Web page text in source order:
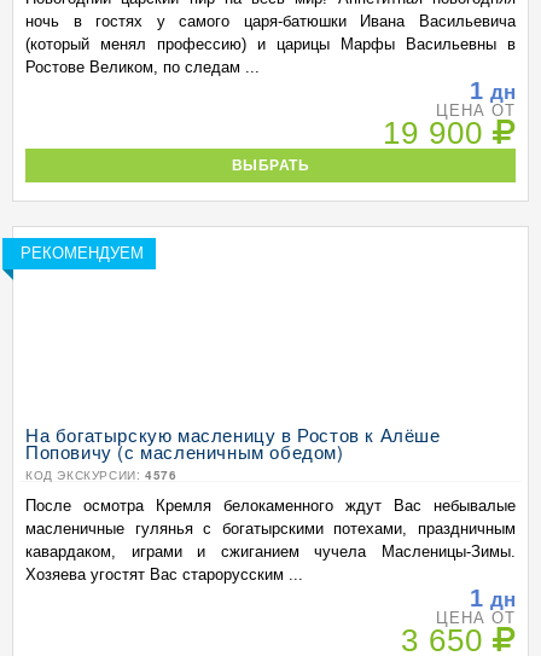
ночь в гостях у самого царя-батюшки Ивана Васильевича
(который менял профессию) и царицы Марфы Васильевны в
Ростове Великом, по следам ...
1 дн
ЦЕНА ОТ
19 900
ВЫБРАТЬ
РЕКОМЕНДУЕМ
На богатырскую масленицу в Ростов к Алёше
Поповичу (с масленичным обедом)
КОД ЭКСКУРСИИ: 4576
После осмотра Кремля белокаменного ждут Вас небывалые
масленичные гулянья с богатырскими потехами, праздничным
кавардаком, играми и сжиганием чучела Масленицы-Зимы.
Хозяева угостят Вас старорусским ...
1 дн
ЦЕНА ОТ
3 650